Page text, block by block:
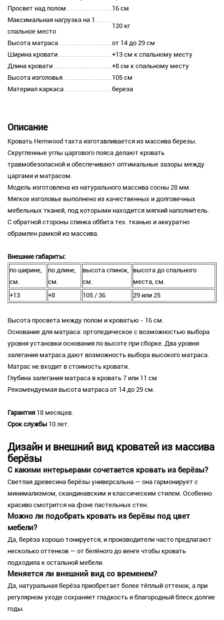
Просвет над полом
16 см
Максимальная нагрузка на 1
спальное место
120 кг
Высота матраса
от 14 до 29 см
Ширина кровати
+13 см к спальному месту
Длина кровати
+8 см к спальному месту
Высота изголовья
105 см
Материал каркаса
береза
Описание
Кровать Hemwood тахта изготавливается из массива березы.
Скругленные углы царгового пояса делают кровать
травмобезопасной и обеспечивают оптимальные зазоры между
царгами и матрасом.
Модель изготовлена из натурального массива сосны 28 мм.
Мягкое изголовье выполнено из качественных и долговечных
мебельных тканей, под которыми находится мягкий наполнитель.
С обратной стороны спинка оббита тех. тканью и аккуратно
обрамлен рамкой из массива.
Внешние габариты:
по ширине,
см.
по длине,
см.
высота спинок,
см.
высота до спального
места, см.
+13
+8 105 / 36 29 или 25
Высота просвета между полом и кроватью - 16 см.
Основание для матраса: ортопедическое с возможностью выбора
уровня установки основания по высоте при сборке. Два уровня
залегания матраса дают возможность выбора высокого матраса.
Матрас не входит в стоимость кровати.
Глубина залегания матраса в кровать 7 или 11 см.
Рекомендуемая высота матраса от 14 до 29 см.
Гарантия 18 месяцев.
Срок службы 10 лет.
Дизайн и внешний вид кроватей из массива
берёзы
С какими интерьерами сочетается кровать из берёзы?
Светлая древесина берёзы универсальна — она гармонирует с
минимализмом, скандинавским и классическим стилем. Особенно
красиво смотрится на фоне пастельных стен.
Можно ли подобрать кровать из берёзы под цвет
мебели?
Да, берёза хорошо тонируется, и производители часто предлагают
несколько оттенков — от белёного до венге чтобы кровать
подходила к остальной мебели.
Меняется ли внешний вид со временем?
Да, натуральная берёза приобретает более тёплый оттенок, а при
регулярном уходе сохраняет гладкость и благородный блеск долгие
годы.